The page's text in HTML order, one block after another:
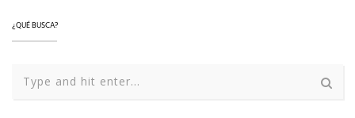
¿QUÉ BUSCA?